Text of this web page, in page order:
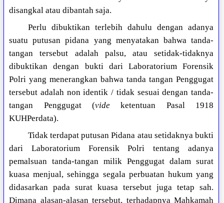
disangkal atau dibantah saja.
Perlu dibuktikan terlebih dahulu dengan adanya
suatu putusan pidana yang menyatakan bahwa tanda-
tangan tersebut adalah palsu, atau setidak-tidaknya
dibuktikan dengan bukti dari Laboratorium Forensik
Polri yang menerangkan bahwa tanda tangan Penggugat
tersebut adalah non identik / tidak sesuai dengan tanda-
tangan Penggugat (videketentuan Pasal 1918
KUHPerdata).
Tidak terdapat putusan Pidana atau setidaknya bukti
dari Laboratorium Forensik Polri tentang adanya
pemalsuan tanda-tangan milik Penggugat dalam surat
kuasa menjual, sehingga segala perbuatan hukum yang
didasarkan pada surat kuasa tersebut juga tetap sah.
Dimana alasan-alasan tersebut, terhadapnya Mahkamah